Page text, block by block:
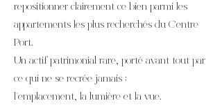
repositionner clairement ce bien parmi les
appartements les plus recherchés du Centre
Port.
Un actif patrimonial rare, porté avant tout par
ce qui ne se recrée jamais :
l’emplacement, la lumière et la vue.